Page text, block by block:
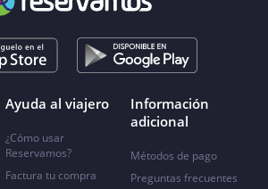
Ayuda al viajero
¿Cómo usar
Reservamos?
Factura tu compra
Información
adicional
Métodos de pago
Preguntas frecuentes